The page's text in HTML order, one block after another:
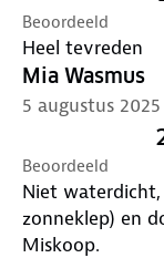
Beoordeeld
Heel tevreden
Mia Wasmus
5 augustus 2025
Beoordeeld
Niet
zonneklep) en
Miskoop.